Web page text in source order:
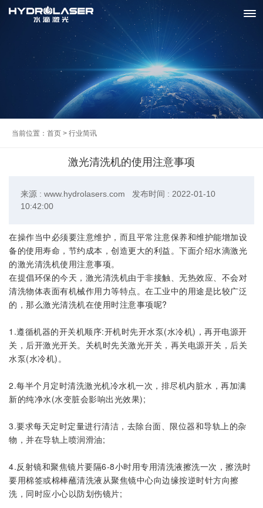
当前位置： 首页 > 行业简讯
激光清洗机的使用注意事项
来源 : www.hydrolasers.com 发布时间 : 2022-01-10
10:42:00
在操作当中必须要注意维护，而且平常注意保养和维护能增加设
备的使用寿命，节约成本，创造更大的利益。下面介绍水滴激光
的激光清洗机使用注意事项。
在提倡环保的今天，激光清洗机由于非接触、无热效应、不会对
清洗物体表面有机械作用力等特点。在工业中的用途是比较广泛
的，那么激光清洗机在使用时注意事项呢?
1.遵循机器的开关机顺序:开机时先开水泵(水冷机)，再开电源开
关，后开激光开关。关机时先关激光开关，再关电源开关，后关
水泵(水冷机)。
2.每半个月定时清洗激光机冷水机一次，排尽机内脏水，再加满
新的纯净水(水变脏会影响出光效果);
3.要求每天定时定量进行清洁，去除台面、限位器和导轨上的杂
物，并在导轨上喷润滑油;
4.反射镜和聚焦镜片要隔6-8小时用专用清洗液擦洗一次，擦洗时
要用棉签或棉棒蘸清洗液从聚焦镜中心向边缘按逆时针方向擦
洗，同时应小心以防划伤镜片;